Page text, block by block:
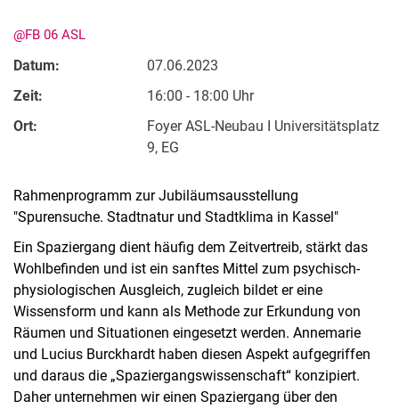
Semesterinformationen
Newsletter
Stellenausschreibungen
Publikationen
Presse- und Öffentlichkeitsarbeit
Webredaktion
Webseite R:ein
@FB 06 ASL
Datum:
07.06.2023
Zeit:
16:00 - 18:00 Uhr
Ort:
Foyer ASL-Neubau I Universitätsplatz
9, EG
Rahmenprogramm zur Jubiläumsausstellung
"Spurensuche. Stadtnatur und Stadtklima in Kassel"
Ein Spaziergang dient häufig dem Zeitvertreib, stärkt das
Wohlbefinden und ist ein sanftes Mittel zum psychisch-
physiologischen Ausgleich, zugleich bildet er eine
Wissensform und kann als Methode zur Erkundung von
Räumen und Situationen eingesetzt werden. Annemarie
und Lucius Burckhardt haben diesen Aspekt aufgegriffen
und daraus die „Spaziergangswissenschaft“ konzipiert.
Daher unternehmen wir einen Spaziergang über den